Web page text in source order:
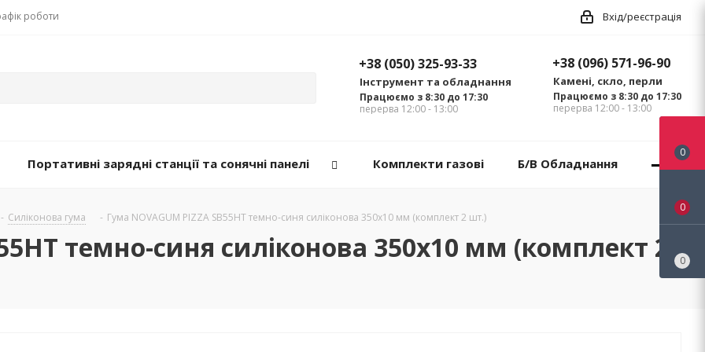
роботи Вхід/реєстрація
+38 (096) 571-96-90
Камені, скло, перли
Працюємо з 8:30 до 17:30
перерва 12:00 - 13:00
+38 (050) 325-93-33
Інструмент та обладнання
Працюємо з 8:30 до 17:30
перерва 12:00 - 13:00
Портативні зарядні станції та сонячні панелі Комплекти газові Б/В Обладнання
- Силіконова гума - Гума NOVAGUM PIZZA SB55HT темно-синя силіконова 350x10 мм (комплект 2 шт.)
темно-синя силіконова 350x10 мм (комплект 2
0
0
0